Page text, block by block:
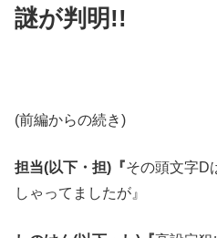
謎が判明!!
(前編からの続き)
担当(以下・担)『その頭文字D
しゃってましたが』